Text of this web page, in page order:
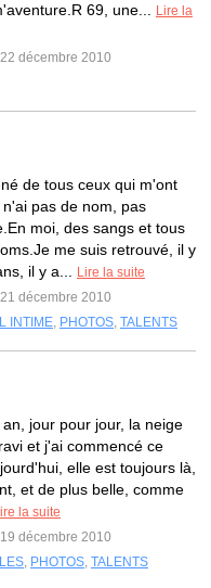
69, une...
Lire la
décembre 2010
de tous ceux qui m'ont
pas de nom, pas
moi, des sangs et tous
me suis retrouvé, il y
il y a...
Lire la suite
décembre 2010
INTIME, PHOTOS, TALENTS
an, jour pour jour, la neige
et j'ai commencé ce
elle est toujours là,
et de plus belle, comme
la suite
décembre 2010
, PHOTOS, TALENTS